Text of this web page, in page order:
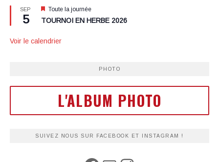
SEP
5
Mis
en
avant
Toute la journée
TOURNOI EN HERBE 2026
Voir le calendrier
PHOTO
L'ALBUM PHOTO
SUIVEZ NOUS SUR FACEBOOK ET INSTAGRAM !